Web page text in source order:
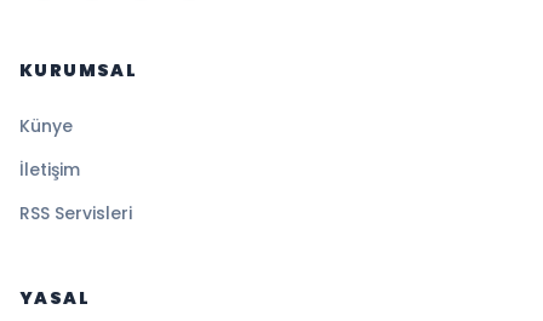
KURUMSAL
Künye
İletişim
RSS Servisleri
YASAL